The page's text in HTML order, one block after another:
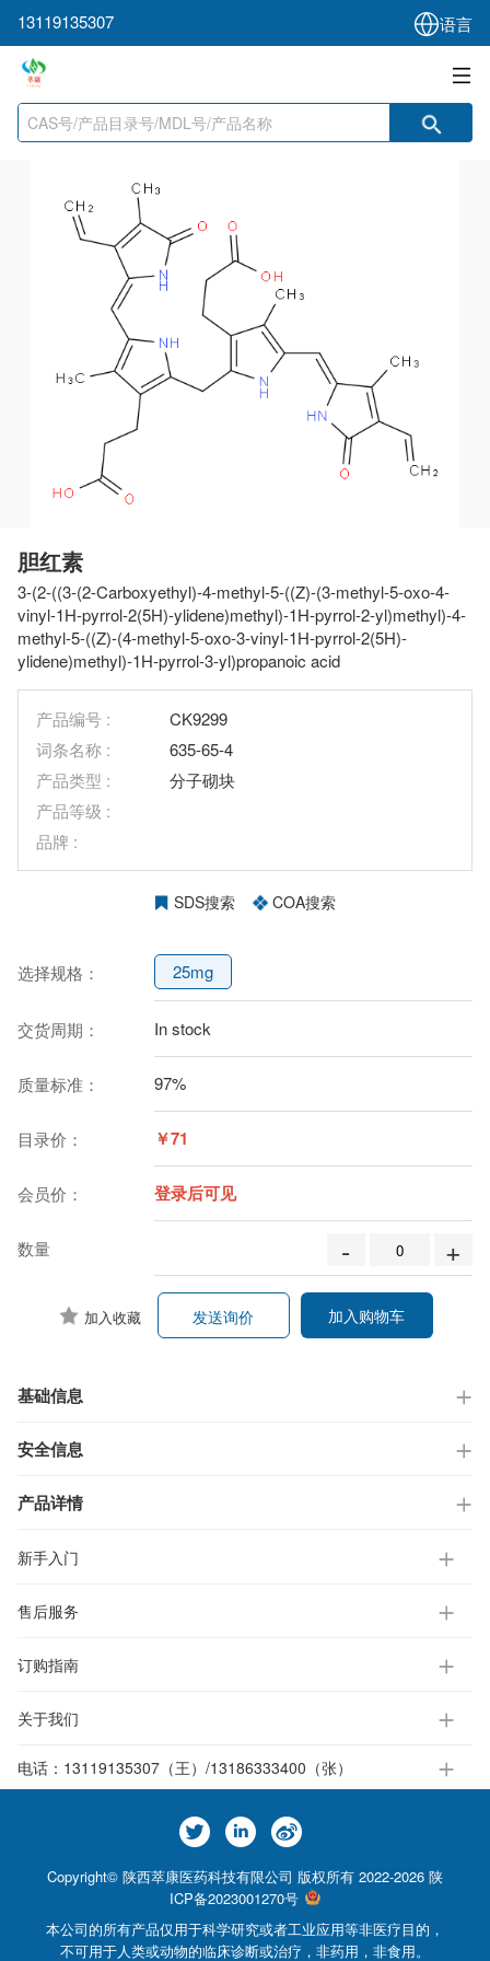
13119135307 语言
胆红素
3-(2-((3-(2-Carboxyethyl)-4-methyl-5-((Z)-(3-methyl-5-oxo-4-
vinyl-1H-pyrrol-2(5H)-ylidene)methyl)-1H-pyrrol-2-yl)methyl)-4-
methyl-5-((Z)-(4-methyl-5-oxo-3-vinyl-1H-pyrrol-2(5H)-
ylidene)methyl)-1H-pyrrol-3-yl)propanoic acid
产品编号 :
CK9299
词条名称 :
635-65-4
产品类型 :
分子砌块
产品等级 :
品牌 :
SDS搜索 COA搜索
选择规格： 25mg
交货周期： In stock
质量标准： 97%
目录价： ￥71
会员价： 登录后可见
数量 - +
加入收藏 加入购物车
发送询价
基础信息
安全信息
产品详情
新手入门
售后服务
订购指南
关于我们
电话： 13119135307（王）/13186333400（张）
Copyright© 陕西萃康医药科技有限公司 版权所有 2022-2026 陕
ICP备2023001270号
本公司的所有产品仅用于科学研究或者工业应用等非医疗目的，
不可用于人类或动物的临床诊断或治疗，非药用，非食用。